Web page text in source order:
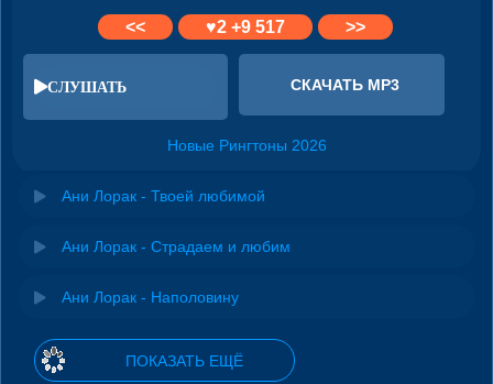
<<
♥2 +9 517 >>
СЛУШАТЬ СКАЧАТЬ MP3
Новые Рингтоны 2026
Ани Лорак - Твоей любимой
Ани Лорак - Страдаем и любим
Ани Лорак - Наполовину
ПОКАЗАТЬ ЕЩЁ